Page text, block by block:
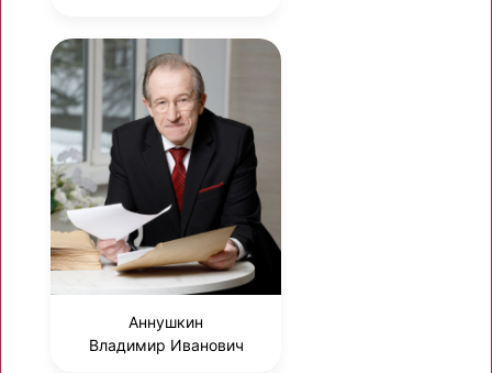
Аннушкин
Владимир Иванович